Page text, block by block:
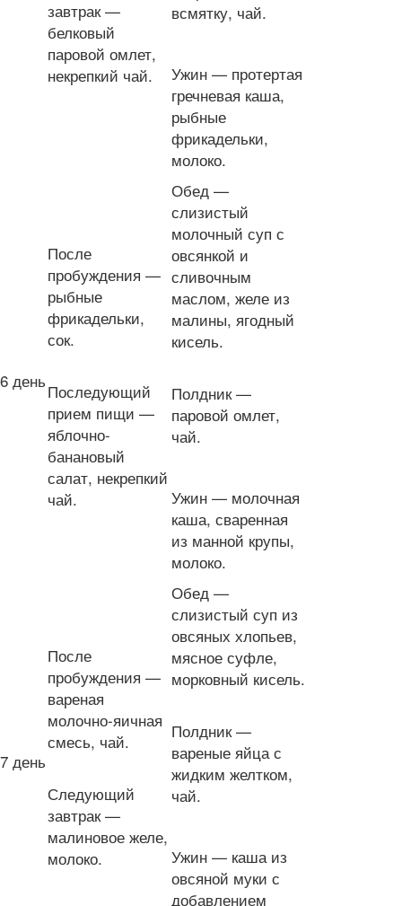
завтрак —
белковый
паровой омлет,
некрепкий чай.
всмятку, чай.
Ужин — протертая
гречневая каша,
рыбные
фрикадельки,
молоко.
6 день
После
пробуждения —
рыбные
фрикадельки,
сок.
Последующий
прием пищи —
яблочно-
банановый
салат, некрепкий
чай.
Обед —
слизистый
молочный суп с
овсянкой и
сливочным
маслом, желе из
малины, ягодный
кисель.
Полдник —
паровой омлет,
чай.
Ужин — молочная
каша, сваренная
из манной крупы,
молоко.
7 день
После
пробуждения —
вареная
молочно-яичная
смесь, чай.
Следующий
завтрак —
малиновое желе,
молоко.
Обед —
слизистый суп из
овсяных хлопьев,
мясное суфле,
морковный кисель.
Полдник —
вареные яйца с
жидким желтком,
чай.
Ужин — каша из
овсяной муки с
добавлением